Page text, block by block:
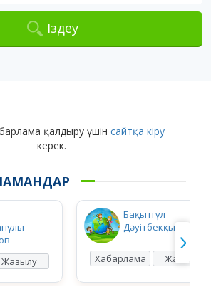
Іздеу
қалдыру үшін сайтқа кіру
керек.
Жазылу
Бақытгүл
Дәуітбекқызы
Хабарлама Жазылу